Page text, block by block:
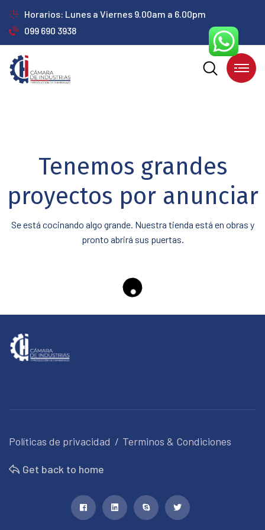
Horarios: Lunes a Viernes 9.00am a 6.00pm
099 690 3938
Tenemos grandes
proyectos por anunciar
Se está cocinando algo grande. Nuestra tienda está en obras y
pronto abrirá sus puertas.
Políticas de privacidad Terminos & Condiciones
Get back to home